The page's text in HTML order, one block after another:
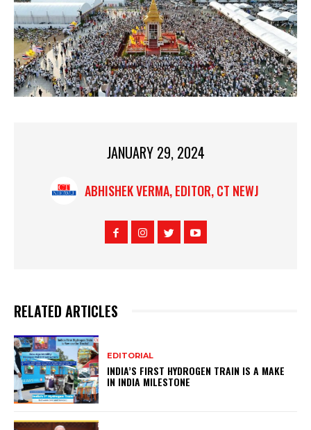
JANUARY 29, 2024
ABHISHEK VERMA, EDITOR, CT NEWJ
RELATED ARTICLES
EDITORIAL
INDIA’S FIRST HYDROGEN TRAIN IS A MAKE
IN INDIA MILESTONE